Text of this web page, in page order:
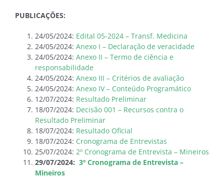
PUBLICAÇÕES:
24/05/2024: Edital 05-2024 – Transf. Medicina
24/05/2024: Anexo I – Declaração de veracidade
24/05/2024: Anexo II – Termo de ciência e
responsabilidade
24/05/2024: Anexo III – Critérios de avaliação
24/05/2024: Anexo IV – Conteúdo Programático
12/07/2024: Resultado Preliminar
18/07/2024: Decisão 001 – Recursos contra o
Resultado Preliminar
18/07/2024: Resultado Oficial
18/07/2024: Cronograma de Entrevistas
25/07/2024: 2º Cronograma de Entrevista – Mineiros
29/07/2024: 3º Cronograma de Entrevista –
Mineiros